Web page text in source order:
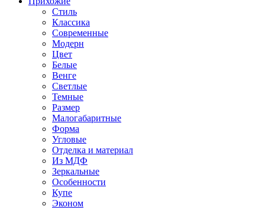
Стиль
Классика
Современные
Модерн
Цвет
Белые
Венге
Светлые
Темные
Размер
Малогабаритные
Форма
Угловые
Отделка и материал
Из МДФ
Зеркальные
Особенности
Купе
Эконом